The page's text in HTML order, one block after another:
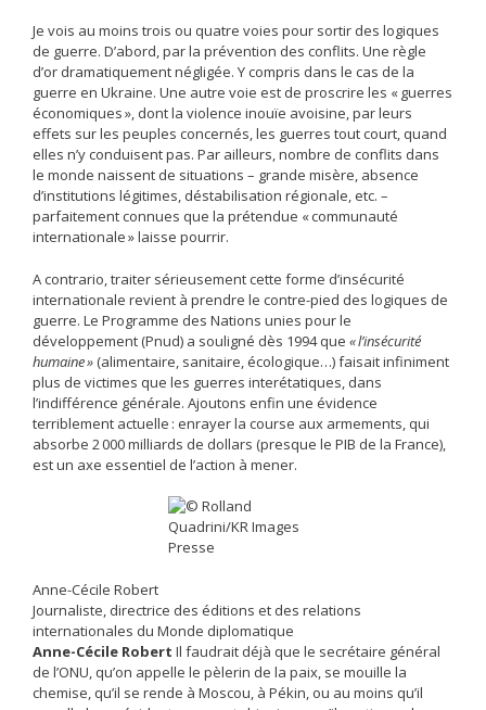
Je vois au moins trois ou quatre voies pour sortir des ­logiques
de guerre. D’abord, par la prévention des conflits. Une règle
d’or dramatiquement négligée. Y ­compris dans le cas de la
guerre en Ukraine. Une autre voie est de ­proscrire les « guerres
économiques », dont la violence inouïe avoisine, par leurs
effets sur les peuples concernés, les guerres tout court, quand
elles n’y conduisent pas. Par ailleurs, nombre de conflits dans
le monde naissent de situations – grande misère, absence
d’institutions ­légitimes, déstabilisation régionale, etc. –
parfaitement connues que la prétendue « communauté
internationale » laisse pourrir.
A contrario, traiter sérieusement cette forme d’in­sécurité
internationale revient à prendre le contre-pied des ­logiques de
guerre. Le Programme des Nations unies pour le
développement (Pnud) a souligné dès 1994 que « l’insécurité
humaine » (alimentaire, sanitaire, écologique…) faisait infiniment
plus de victimes que les guerres inter­étatiques, dans
l’indifférence générale. Ajoutons enfin une évidence
terriblement actuelle : enrayer la course aux armements, qui
absorbe 2 000 milliards de dollars (presque le PIB de la France),
est un axe essentiel de l’action à mener.
Anne-Cécile Robert
Journaliste, directrice des éditions et des relations
internationales du Monde diplomatique
Anne-Cécile Robert Il faudrait déjà que le secrétaire général
de l’ONU, qu’on appelle le pèlerin de la paix, se mouille la
chemise, qu’il se rende à Moscou, à Pékin, ou au moins qu’il